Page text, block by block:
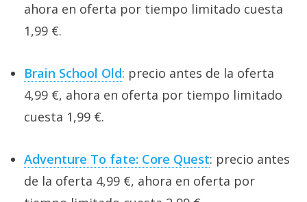
ahora en oferta por tiempo limitado cuesta
1,99 €.
Brain School Old: precio antes de la oferta
4,99 €, ahora en oferta por tiempo limitado
cuesta 1,99 €.
Adventure To fate: Core Quest: precio antes
de la oferta 4,99 €, ahora en oferta por